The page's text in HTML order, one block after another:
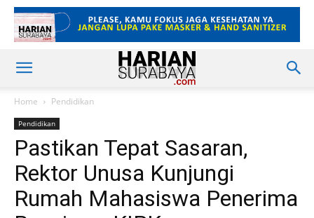
Home Pendidikan
Pendidikan
Pastikan Tepat Sasaran,
Rektor Unusa Kunjungi
Rumah Mahasiswa Penerima